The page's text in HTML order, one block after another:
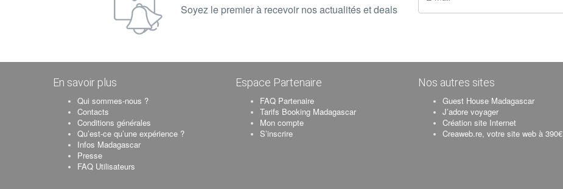
Soyez le premier à recevoir nos actualités et deals
En savoir plus
Qui sommes-nous ?
Contacts
Conditions générales
Qu’est-ce qu’une expérience ?
Infos Madagascar
Presse
FAQ Utilisateurs
Espace Partenaire
FAQ Partenaire
Tarifs Booking Madagascar
Mon compte
S’inscrire
Nos autres sites
Guest House Madagascar
J’adore voyager
Création site Internet
Creaweb.re, votre site web à 390€